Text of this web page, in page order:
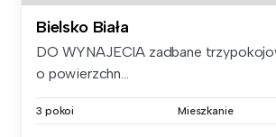
Bielsko Biała
DO WYNAJECIA zadbane
o powierzchn...
3 pokoi Mieszkanie